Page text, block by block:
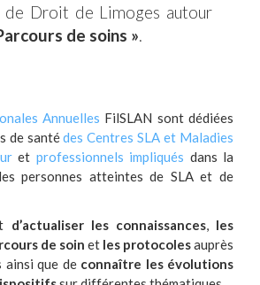
de Droit de Limoges autour
de soins ».
Annuelles FilSLAN sont dédiées
de santédes Centres SLA et Maladies
et professionnels impliqués dans la
personnes atteintes de SLA et de
d’actualiser les connaissances, les
de soin et les protocolesauprès
ainsi que de connaître les évolutions